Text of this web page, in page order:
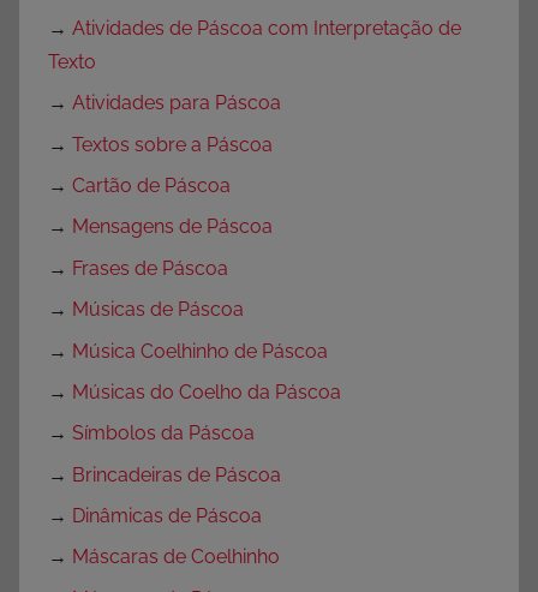
→ Atividades de Páscoa com Interpretação de
Texto
→ Atividades para Páscoa
→ Textos sobre a Páscoa
→ Cartão de Páscoa
→ Mensagens de Páscoa
→ Frases de Páscoa
→ Músicas de Páscoa
→ Música Coelhinho de Páscoa
→ Músicas do Coelho da Páscoa
→ Símbolos da Páscoa
→ Brincadeiras de Páscoa
→ Dinâmicas de Páscoa
→ Máscaras de Coelhinho